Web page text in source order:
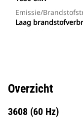
Emissie/
Laag
Overzicht
3608 (60 Hz)